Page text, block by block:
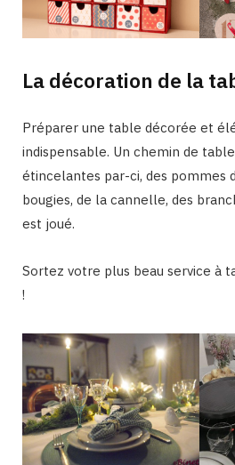
La décoration de la
Préparer une table décorée et
indispensable. Un chemin de
étincelantes par-ci, des pommes
bougies, de la cannelle, des
est joué.
Sortez votre plus beau service à
!